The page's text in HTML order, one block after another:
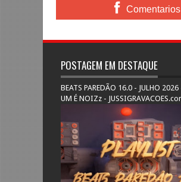
POSTAGEM EM DESTAQUE
BEATS PAREDÃO 16.0 - JULHO 2026
UM É NOIZz -